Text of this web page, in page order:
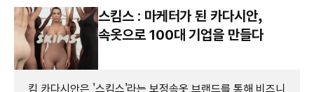
스킴스 : 마케터가 된 카다시안,
속옷으로 100대 기업을 만들다
킴 카다시안은 '스킴스'라는 보정속옷 브랜드를 통해 비즈니